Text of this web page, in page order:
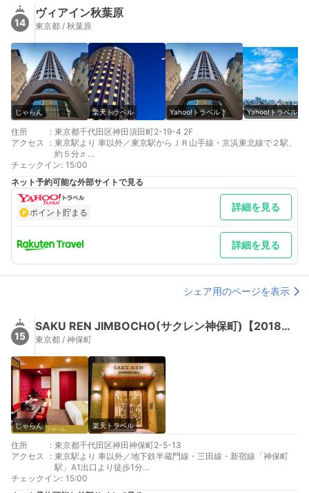
14
ヴィアイン秋葉原
東京都 / 秋葉原
じゃらん 楽天トラベル Yahoo!トラベル Yahoo!トラベル
住所 : 東京都千代田区神田須田町2-19-4 2F
アクセス
: 東京駅より 車以外／東京駅からＪＲ山手線・京浜東北線で２駅、
約５分♬
新宿より 車以外／新宿からJR中央線で御茶ノ水駅乗換後、JR総
武線で１駅(約１５分)
最寄り駅１ 秋葉原
最寄り駅２ 岩本町
最寄り駅３ 神田
補足 車／■駐車場ご利用案内■○事前予約制、宿泊者専用・平面
駐車場…車種制限無し。・立体駐車場…車種制限有り ・高さ
155cm・幅185cm・長さ485cmまで ・ご利用時間…1泊12:00～
翌12:00まで ・23:00～翌朝6:00までは原則入出庫不可とさせ
て頂きます
チェックイン: 15:00
ネット予約可能な外部サイトで見る
ポイント貯まる 詳細を見る
詳細を見る
シェア用のページを表示
15
SAKU REN JIMBOCHO(サクレン神保町)【2018年2月オープン】
東京都 / 神保町
じゃらん 楽天トラベル
住所 : 東京都千代田区神田神保町2-5-13
アクセス
: 東京駅より 車以外／地下鉄半蔵門線・三田線・新宿線「神保町
駅」A1出口より徒歩1分
羽田／成田より 車以外／羽田空港から電車で約50分／成田空港
から電車で約70分
チェックイン: 15:00